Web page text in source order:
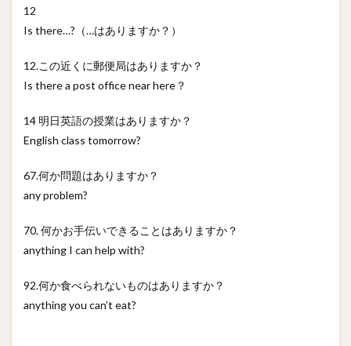
12
Is there…?（…はありますか？）
12.この近くに郵便局はありますか？
Is there a post office near here？
14 明日英語の授業はありますか？
English class tomorrow?
67.何か問題はありますか？
any problem?
70. 何かお手伝いできることはありますか？
anything I can help with?
92.何か食べられないものはありますか？
anything you can’t eat?